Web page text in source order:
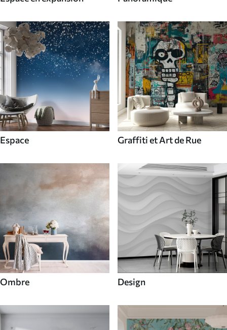
Espace Graffiti et Art de Rue
Ombre Design